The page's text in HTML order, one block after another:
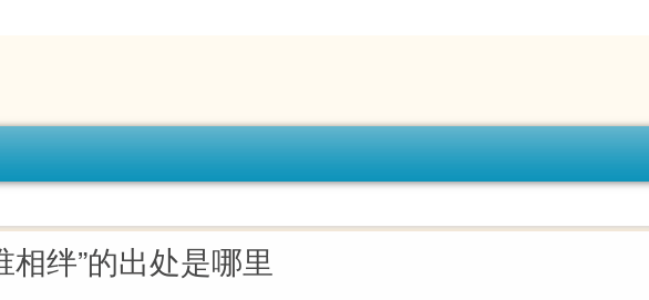
相绊”的出处是哪里